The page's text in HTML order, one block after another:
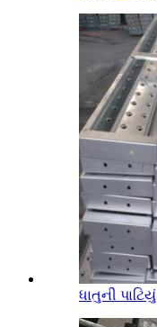
ધાતુની પાટિયું